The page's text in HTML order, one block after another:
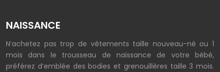
NAISSANCE
N’achetez pas trop de vêtements taille nouveau-né ou 1
mois dans le trousseau de naissance de votre bébé,
préférez d’emblée des bodies et grenouillères taille 3 mois.